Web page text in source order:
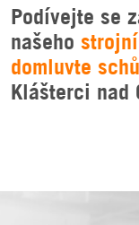
Podívejte se
našeho
domluvte
Klášterci nad